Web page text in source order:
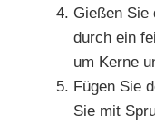
Gießen Sie
durch ein
um Kerne
Fügen Sie
Sie mit